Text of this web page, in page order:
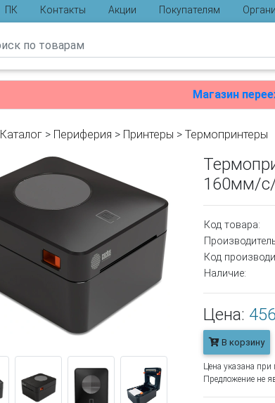
ПК Контакты Акции Покупателям
Магазин
Каталог > Периферия > Принтеры > Термопринтеры
160мм/с/
Код товара:
Код
Наличие:
Цена:
В корзину
Цена указана при
Предложение не